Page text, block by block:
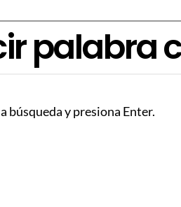
búsqueda y presiona Enter.